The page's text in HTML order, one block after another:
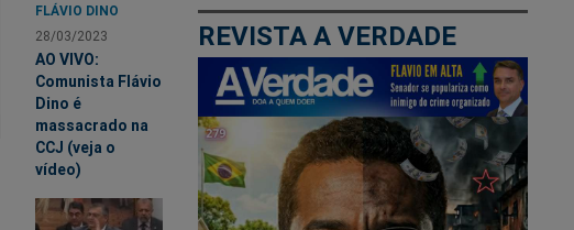
FLÁVIO DINO
28/03/2023
AO VIVO:
Comunista Flávio
Dino é
massacrado na
CCJ (veja o
vídeo)
REVISTA A VERDADE